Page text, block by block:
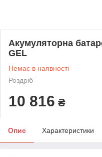
Акумуляторна
GEL
Немає в наявності
Роздріб
10 816 ₴
Опис Характеристики